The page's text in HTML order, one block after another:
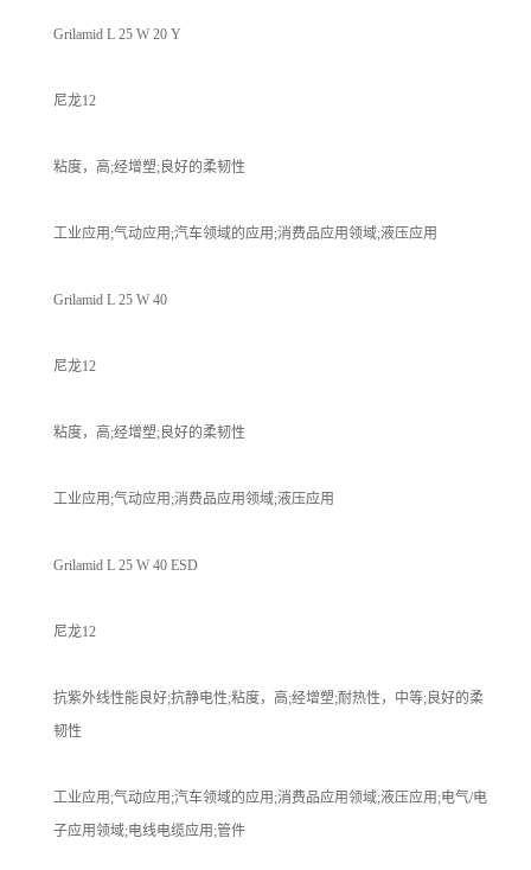
Grilamid L 25 W 20 Y
尼龙12
粘度，高;经增塑;良好的柔韧性
工业应用;气动应用;汽车领域的应用;消费品应用领域;液压应用
Grilamid L 25 W 40
尼龙12
粘度，高;经增塑;良好的柔韧性
工业应用;气动应用;消费品应用领域;液压应用
Grilamid L 25 W 40 ESD
尼龙12
抗紫外线性能良好;抗静电性;粘度，高;经增塑;耐热性，中等;良好的柔
韧性
工业应用;气动应用;汽车领域的应用;消费品应用领域;液压应用;电气/电
子应用领域;电线电缆应用;管件